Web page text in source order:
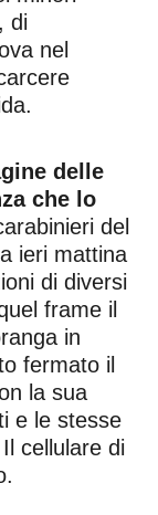
di
nel
delle
che lo
del
ieri mattina
di diversi
frame il
in
fermato il
la sua
e le stesse
cellulare di